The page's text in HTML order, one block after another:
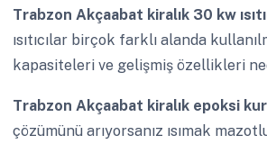
Trabzon Akçaabat kiralık 30 kw
ısıtıcılar birçok farklı alanda
kapasiteleri ve gelişmiş özellikleri
Trabzon Akçaabat kiralık epoksi
çözümünü arıyorsanız ısımak